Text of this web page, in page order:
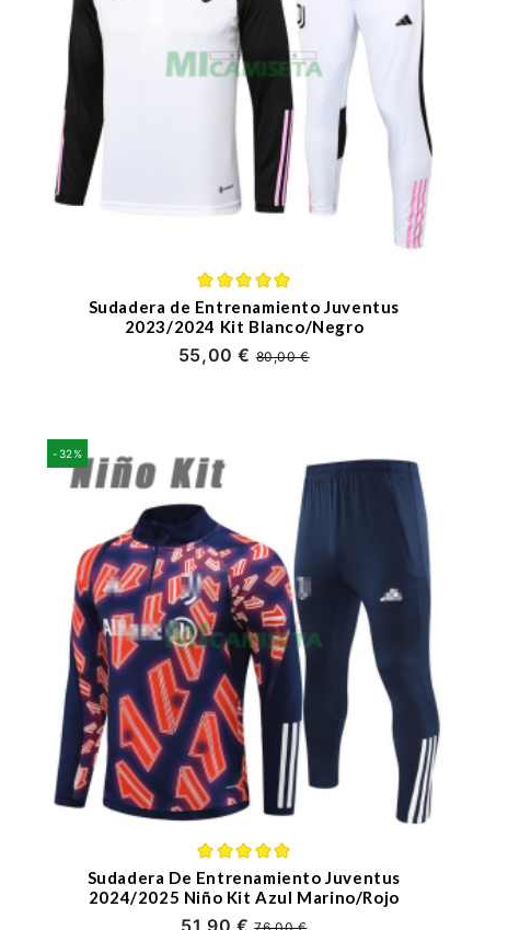
Sudadera de Entrenamiento Juventus
2023/2024 Kit Blanco/Negro
55,00 €80,00 €
-32%
Sudadera De Entrenamiento Juventus
2024/2025 Niño Kit Azul Marino/Rojo